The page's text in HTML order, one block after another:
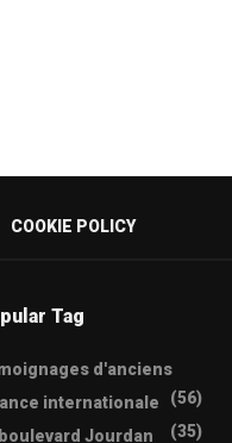
COOKIE POLICY
Tag
d'anciens
(56)
internationale
(35)
Jourdan